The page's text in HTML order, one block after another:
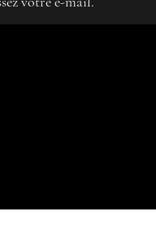
© 2023 by Name of Site. Created on